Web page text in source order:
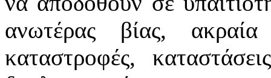
ανωτέρας βίας,
καταστροφές,